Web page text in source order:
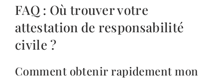
FAQ : Où trouver votre
attestation de responsabilité
civile ?
Comment obtenir rapidement mon